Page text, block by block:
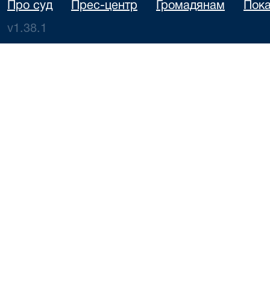
Про суд Прес-центр Громадянам
v1.38.1